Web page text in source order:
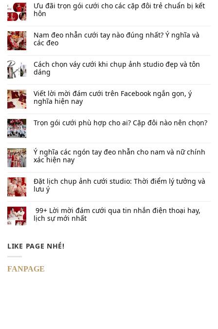
Ưu đãi trọn gói cưới cho các cặp đôi trẻ chuẩn bị kết
hôn
Nam đeo nhẫn cưới tay nào đúng nhất​? Ý nghĩa và
các đeo
Cách chọn váy cưới khi chụp ảnh studio đẹp và tôn
dáng
Viết lời mời đám cưới trên Facebook​ ngắn gọn, ý
nghĩa hiện nay
Trọn gói cưới phù hợp cho ai? Cặp đôi nào nên chọn?
Ý nghĩa các ngón tay đeo nhẫn cho nam và nữ chính
xác hiện nay
Đặt lịch chụp ảnh cưới studio: Thời điểm lý tưởng và
lưu ý
99+ Lời mời đám cưới qua tin nhắn​ điện thoại hay,
lịch sự mới nhất
LIKE PAGE NHÉ!
FANPAGE